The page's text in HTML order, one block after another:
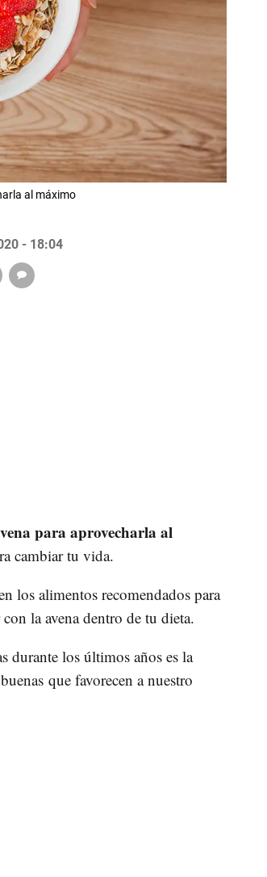
al máximo
- 18:04
para aprovecharla al
cambiar tu vida.
los alimentos recomendados para
la avena dentro de tu dieta.
durante los últimos años es la
que favorecen a nuestro